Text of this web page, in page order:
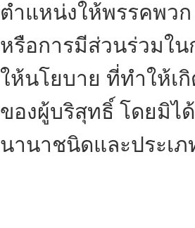
ตำแหน่งให้พรรคพว
หรือการมีส่วนร่วมใ
ให้นโยบาย ที่ทำให้เ
ของผู้บริสุทธิ์ โดยมิไ
นานาชนิดและประเภ